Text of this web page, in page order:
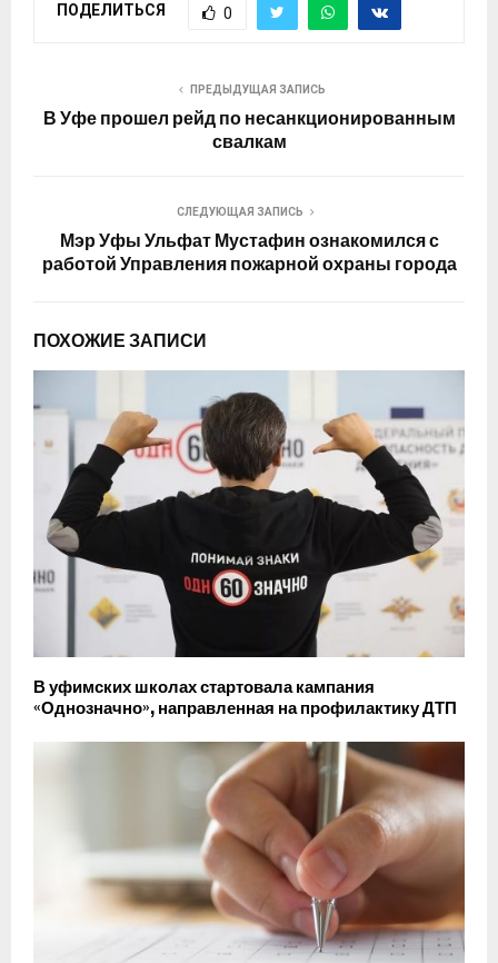
ПОДЕЛИТЬСЯ 0
ПРЕДЫДУЩАЯ ЗАПИСЬ
В Уфе прошел рейд по несанкционированным
свалкам
СЛЕДУЮЩАЯ ЗАПИСЬ
Мэр Уфы Ульфат Мустафин ознакомился с
работой Управления пожарной охраны города
ПОХОЖИЕ ЗАПИСИ
В уфимских школах стартовала кампания
«Однозначно», направленная на профилактику ДТП